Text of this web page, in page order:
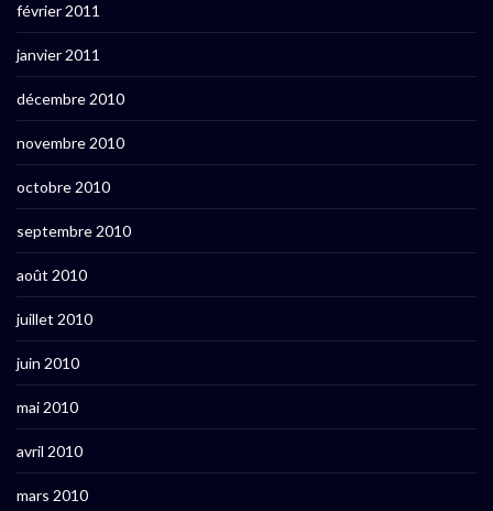
février 2011
janvier 2011
décembre 2010
novembre 2010
octobre 2010
septembre 2010
août 2010
juillet 2010
juin 2010
mai 2010
avril 2010
mars 2010